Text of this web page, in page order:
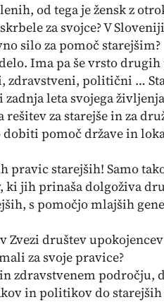
od tega je žensk z
za svojce? V
silo za pomoč starejšim?
Ima pa še vrsto
zdravstveni, politični …
leta svojega
za starejše in za
pomoč države in
pravic starejših! Samo
ki jih prinaša dolgoživa
s pomočjo mlajših
Zvezi društev
za svoje pravice?
zdravstvenem področju,
in politikov do starejših